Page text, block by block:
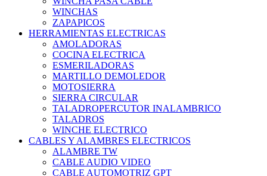
WINCHAS
ZAPAPICOS
HERRAMIENTAS ELECTRICAS
AMOLADORAS
COCINA ELECTRICA
ESMERILADORAS
MARTILLO DEMOLEDOR
MOTOSIERRA
SIERRA CIRCULAR
TALADROPERCUTOR INALAMBRICO
TALADROS
WINCHE ELECTRICO
CABLES Y ALAMBRES ELECTRICOS
ALAMBRE TW
CABLE AUDIO VIDEO
CABLE AUTOMOTRIZ GPT